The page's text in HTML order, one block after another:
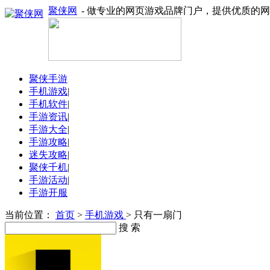
聚侠网 - 做专业的网页游戏品牌门户，提供优质的
聚侠手游
手机游戏|
手机软件|
手游资讯|
手游大全|
手游攻略|
迷失攻略|
聚侠千机|
手游活动|
手游开服
当前位置： 首页 > 手机游戏 > 只有一扇门
搜 索